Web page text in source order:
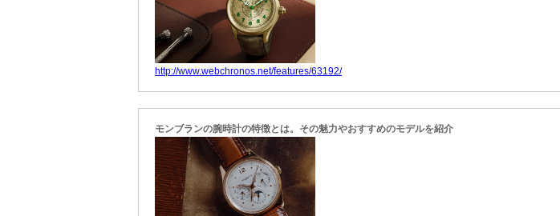
http://www.webchronos.net/features/63192/
モンブランの腕時計の特徴とは。その魅力やおすすめのモデルを紹介